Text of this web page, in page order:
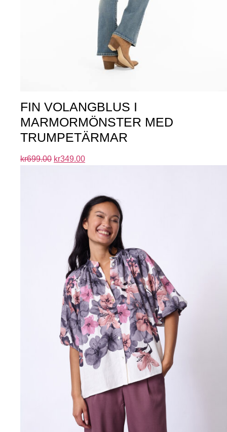
FIN VOLANGBLUS I
MARMORMÖNSTER MED
TRUMPETÄRMAR
kr699.00 kr349.00